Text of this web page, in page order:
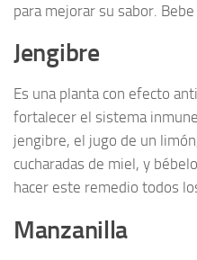
para mejorar su sabor.
Jengibre
Es una planta con efecto
fortalecer el sistema
jengibre, el jugo de un
cucharadas de miel, y
hacer este remedio todos
Manzanilla